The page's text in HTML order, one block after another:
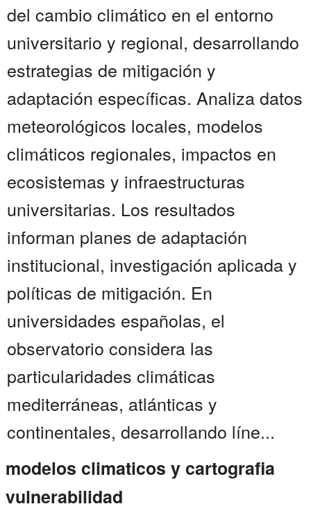
del cambio climático en el entorno
universitario y regional, desarrollando
estrategias de mitigación y
adaptación específicas. Analiza datos
meteorológicos locales, modelos
climáticos regionales, impactos en
ecosistemas y infraestructuras
universitarias. Los resultados
informan planes de adaptación
institucional, investigación aplicada y
políticas de mitigación. En
universidades españolas, el
observatorio considera las
particularidades climáticas
mediterráneas, atlánticas y
continentales, desarrollando líne...
modelos climaticos y cartografia
vulnerabilidad